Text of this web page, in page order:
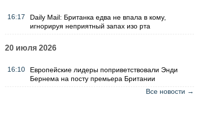
16:17
Daily Mail: Британка едва не впала в кому,
игнорируя неприятный запах изо рта
20 июля 2026
16:10
Европейские лидеры поприветствовали Энди
Бернема на посту премьера Британии
Все новости →